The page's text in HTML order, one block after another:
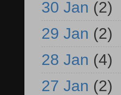
30 Jan (2)
29 Jan (2)
28 Jan (4)
27 Jan (2)